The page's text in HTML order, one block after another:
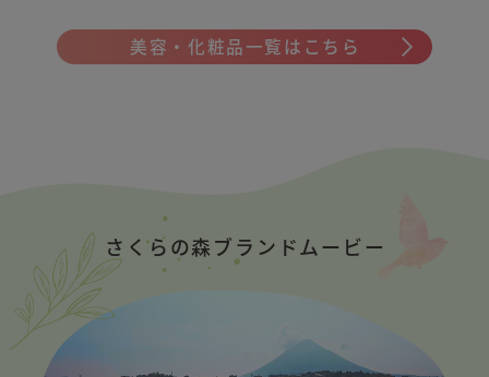
美容・化粧品一覧はこちら
さくらの森ブランドムービー